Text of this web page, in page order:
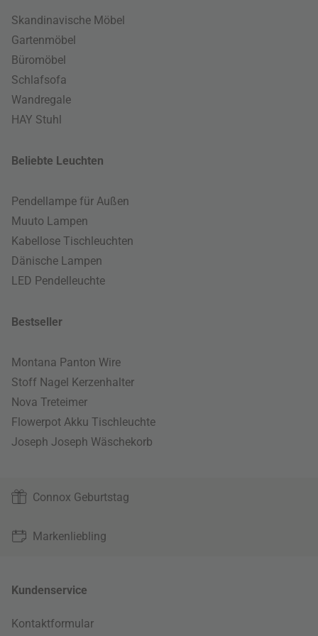
Skandinavische Möbel
Gartenmöbel
Büromöbel
Schlafsofa
Wandregale
HAY Stuhl
Beliebte Leuchten
Pendellampe für Außen
Muuto Lampen
Kabellose Tischleuchten
Dänische Lampen
LED Pendelleuchte
Bestseller
Montana Panton Wire
Stoff Nagel Kerzenhalter
Nova Treteimer
Flowerpot Akku Tischleuchte
Joseph Joseph Wäschekorb
Connox Geburtstag
Markenliebling
Kundenservice
Kontaktformular